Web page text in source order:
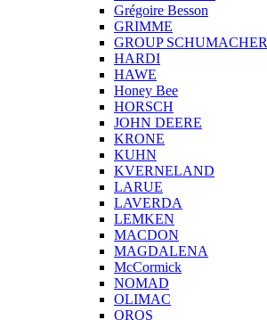
Grégoire Besson
GRIMME
GROUP SCHUMACHER
HARDI
HAWE
Honey Bee
HORSCH
JOHN DEERE
KRONE
KUHN
KVERNELAND
LARUE
LAVERDA
LEMKEN
MACDON
MAGDALENA
McCormick
NOMAD
OLIMAC
OROS